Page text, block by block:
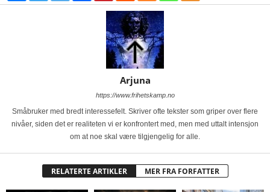
Arjuna
https://www.frihetskamp.no
Småbruker med bredt interessefelt. Skriver ofte tekster som griper over flere
nivåer, siden det er realiteten vi er konfrontert med, men med uttalt intensjon
om at noe skal være tilgjengelig for alle.
RELATERTE ARTIKLER MER FRA FORFATTER